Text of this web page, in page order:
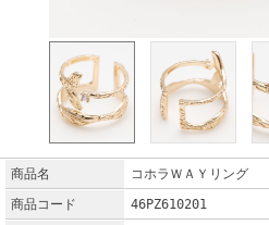
商品名
コホラＷＡＹリング
商品コード
46PZ610201